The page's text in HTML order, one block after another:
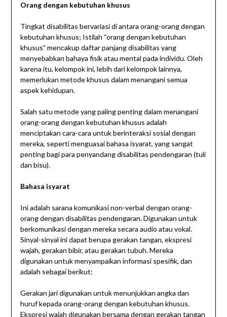
Orang dengan kebutuhan khusus
Tingkat disabilitas bervariasi di antara orang-orang dengan
kebutuhan khusus; Istilah “orang dengan kebutuhan
khusus” mencakup daftar panjang disabilitas yang
menyebabkan bahaya fisik atau mental pada individu. Oleh
karena itu, kelompok ini, lebih dari kelompok lainnya,
memerlukan metode khusus dalam menangani semua
aspek kehidupan.
Salah satu metode yang paling penting dalam menangani
orang-orang dengan kebutuhan khusus adalah
menciptakan cara-cara untuk berinteraksi sosial dengan
mereka, seperti menguasai bahasa isyarat, yang sangat
penting bagi para penyandang disabilitas pendengaran (tuli
dan bisu).
Bahasa isyarat
Ini adalah sarana komunikasi non-verbal dengan orang-
orang dengan disabilitas pendengaran. Digunakan untuk
berkomunikasi dengan mereka secara audio atau vokal.
Sinyal-sinyal ini dapat berupa gerakan tangan, ekspresi
wajah, gerakan bibir, atau gerakan tubuh. Mereka
digunakan untuk menyampaikan informasi spesifik, dan
adalah sebagai berikut:
Gerakan jari digunakan untuk menunjukkan angka dan
huruf kepada orang-orang dengan kebutuhan khusus.
Ekspresi wajah digunakan bersama dengan gerakan tangan